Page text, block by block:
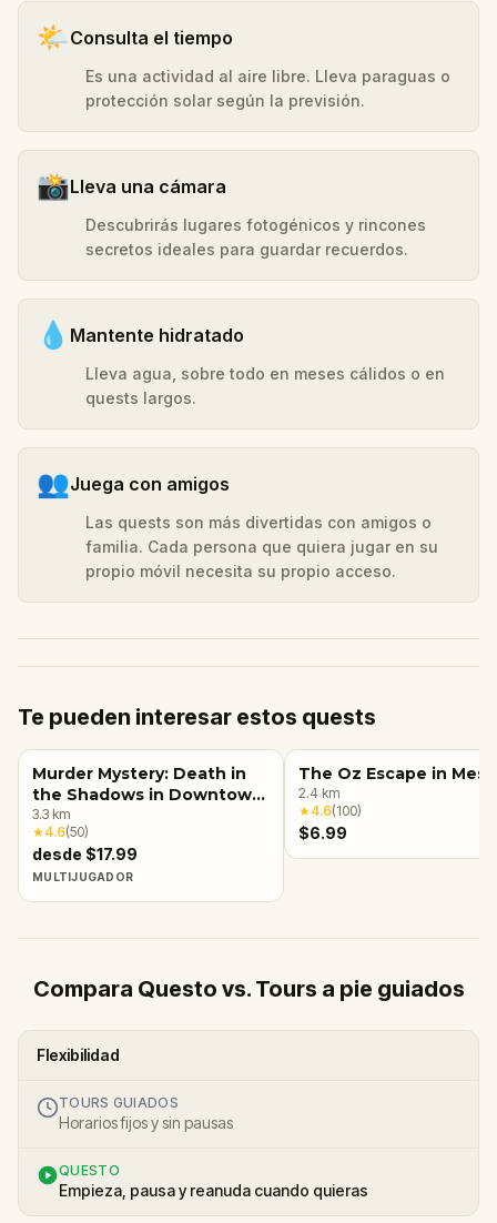
🌤️Consulta el tiempo
Es una actividad al aire libre. Lleva paraguas o
protección solar según la previsión.
📸Lleva una cámara
Descubrirás lugares fotogénicos y rincones
secretos ideales para guardar recuerdos.
💧 Mantente hidratado
Lleva agua, sobre todo en meses cálidos o en
quests largos.
👥Juega con amigos
Las quests son más divertidas con amigos o
familia. Cada persona que quiera jugar en su
propio móvil necesita su propio acceso.
Te pueden interesar estos quests
Murder Mystery: Death in
the Shadows in Downtown,
Mesa
3.3 km
★4.6(50)
desde $17.99
MULTIJUGADOR
The Oz Escape in Mesa
2.4 km
★4.6(100)
$6.99
Compara Questo vs. Tours a pie guiados
Flexibilidad
TOURS GUIADOS
Horarios fijos y sin pausas
QUESTO
Empieza, pausa y reanuda cuando quieras